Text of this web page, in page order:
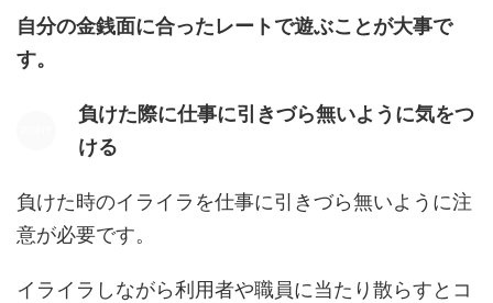
自分の金銭面に合ったレートで遊ぶことが大事で
す。
負けた際に仕事に引きづら無いように気をつ
ける
負けた時のイライラを仕事に引きづら無いように注
意が必要です。
イライラしながら利用者や職員に当たり散らすとコ